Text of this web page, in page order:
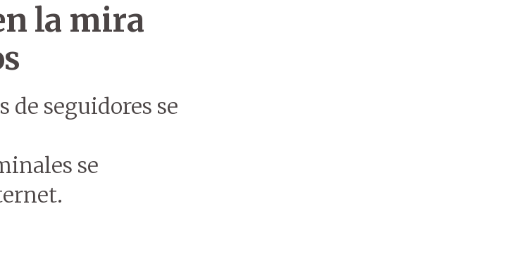
la mira
de seguidores se
se